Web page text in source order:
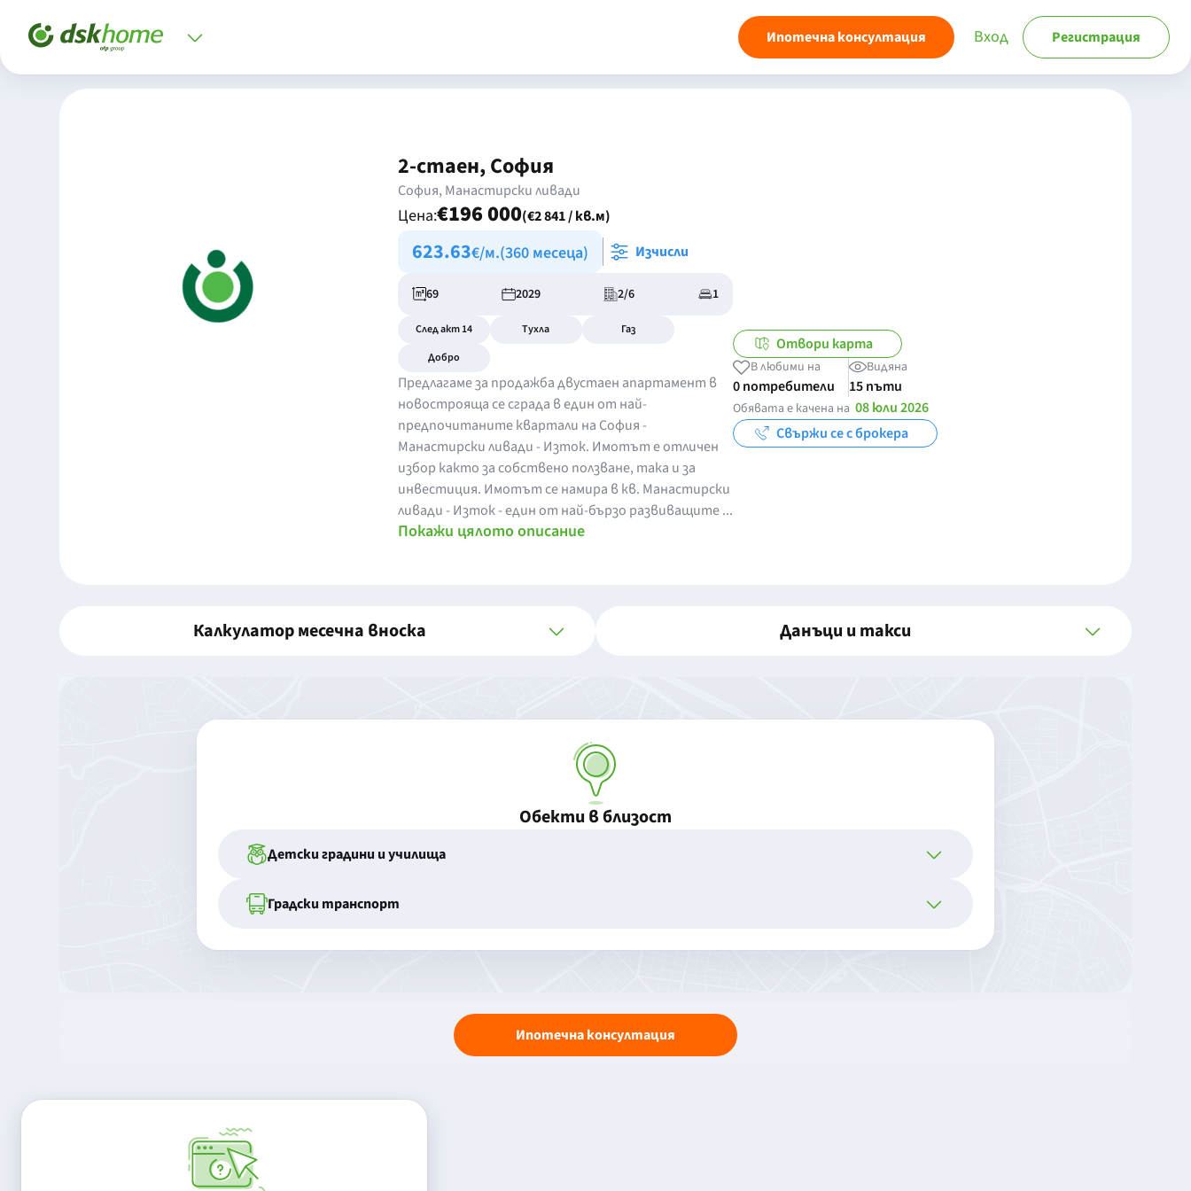
Ипотечна консултация Вход Регистрация
2-стаен, София
София, Манастирски ливади
Цена:€196 000(€2 841 / кв.м)
623.63€/м.(360 месеца) Изчисли
69 2029 2/6 1
След акт 14 Тухла
Газ
Добро
Предлагаме за продажба двустаен апартамент в
новострояща се сграда в един от най-
предпочитаните квартали на София -
Манастирски ливади - Изток. Имотът е отличен
избор както за собствено ползване, така и за
инвестиция. Имотът се намира в кв. Манастирски
ливади - Изток - един от най-бързо развиващите ...
Покажи цялото описание
Отвори карта
В любими на
0 потребители
Видяна
15 пъти
Обявата е качена на 08 юли 2026
Свържи се с брокера
Калкулатор месечна вноска Данъци и такси
Обекти в близост
Детски градини и училища
Градски транспорт
Ипотечна консултация